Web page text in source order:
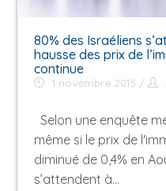
80% des Israéliens
hausse des prix de
continue
1 novembre 2015
Selon une enquête
même si le prix de
diminué de 0,4% en
s’attendent à…